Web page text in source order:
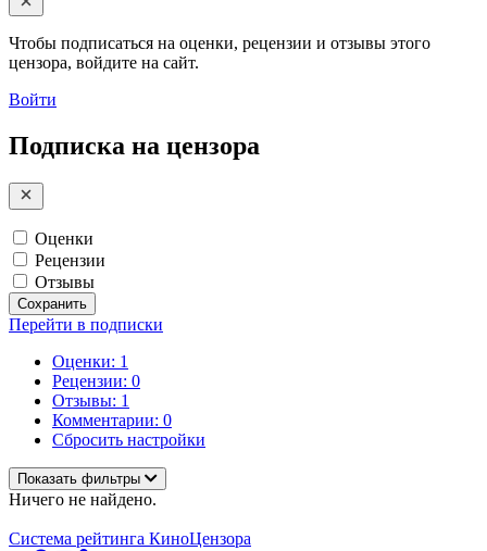
Чтобы подписаться на оценки, рецензии и отзывы этого
цензора, войдите на сайт.
Войти
Подписка на цензора
Оценки
Рецензии
Отзывы
Сохранить
Перейти в подписки
Оценки: 1
Рецензии: 0
Отзывы: 1
Комментарии: 0
Сбросить настройки
Показать фильтры
Ничего не найдено.
Система рейтинга КиноЦензора